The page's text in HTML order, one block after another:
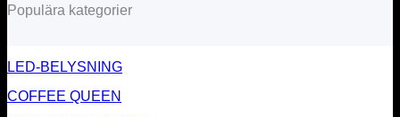
Populära kategorier
LED-BELYSNING
COFFEE QUEEN